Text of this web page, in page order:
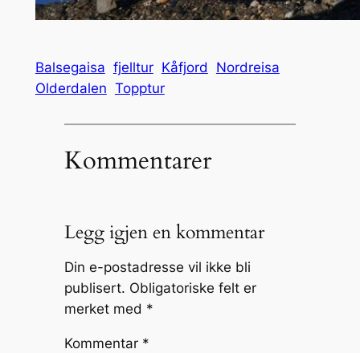
Balsegaisa fjelltur Kåfjord
Nordreisa
Olderdalen Topptur
Kommentarer
Legg igjen en kommentar
Din e-postadresse vil ikke bli
publisert. Obligatoriske felt er
merket med *
Kommentar *